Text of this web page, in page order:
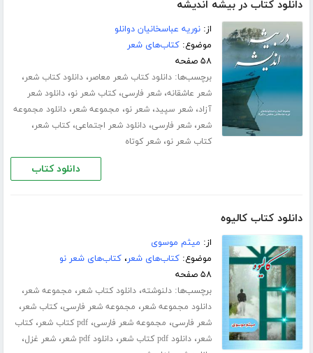
دانلود کتاب در بیشه اندیشه
از:نوریه عباسخانیان دوانلو
موضوع:کتاب‌های شعر
۵۸ صفحه
برچسب‌ها:دانلود کتاب شعر معاصر،دانلود کتاب شعر،
شعر عاشقانه،شعر فارسی،کتاب شعر نو،دانلود شعر
آزاد،شعر سپید،شعر نو، مجموعه شعر،دانلود مجموعه
شعر،شعر فارسی،دانلود شعر اجتماعی،کتاب شعر،
کتاب شعر نو،شعر کوتاه
دانلود کتاب
دانلود کتاب کالیوه
از: میثم موسوی
موضوع:کتاب‌های شعر،کتاب‌های شعر نو
۵۸ صفحه
برچسب‌ها:دلنوشته،دانلود کتاب شعر، مجموعه شعر،
دانلود مجموعه شعر، مجموعه شعر فارسی،کتاب شعر،
شعر فارسی، مجموعه شعر فارسی،pdf کتاب شعر ،کتاب
شعر،دانلود pdf کتاب شعر ،دانلود pdf شعر ،شعر غزل،